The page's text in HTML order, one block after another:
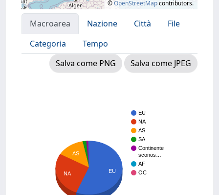
©OpenStreetMapcontributors.
Macroarea Nazione Città
File
Categoria
Tempo
Salva come PNG
Salva come JPEG
EU
NA
AS
SA
Continente
sconos…
AF
OC
AS
NA EU